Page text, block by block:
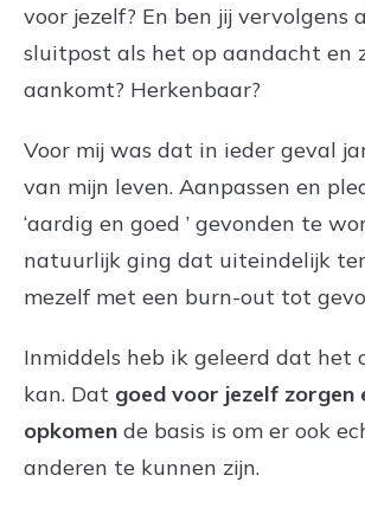
voor jezelf? En ben jij vervolgens
sluitpost als het op aandacht en
aankomt? Herkenbaar?
Voor mij was dat in ieder geval
van mijn leven. Aanpassen en
‘aardig en goed ’ gevonden te
natuurlijk ging dat uiteindelijk
mezelf met een burn-out tot
Inmiddels heb ik geleerd dat het
kan. Dat goed voor jezelf zorgen
opkomen de basis is om er ook
anderen te kunnen zijn.